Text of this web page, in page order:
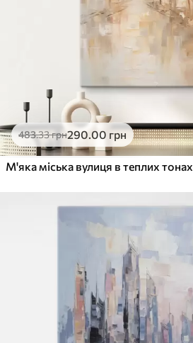
483.33грн290.00 грн
М'яка міська вулиця в теплих тонах